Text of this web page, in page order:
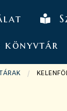
könyvtár